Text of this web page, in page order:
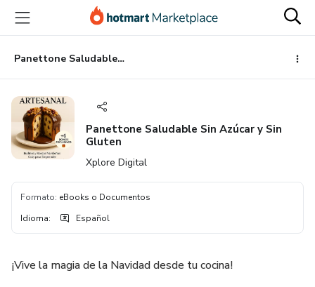
principal
página
de
página
Panettone Saludable Sin Azúcar y Sin Gluten
Panettone Saludable Sin Azúcar y Sin
Gluten
Xplore Digital
Formato: eBooks o Documentos
Idioma: Español
¡Vive la magia de la Navidad desde tu cocina!